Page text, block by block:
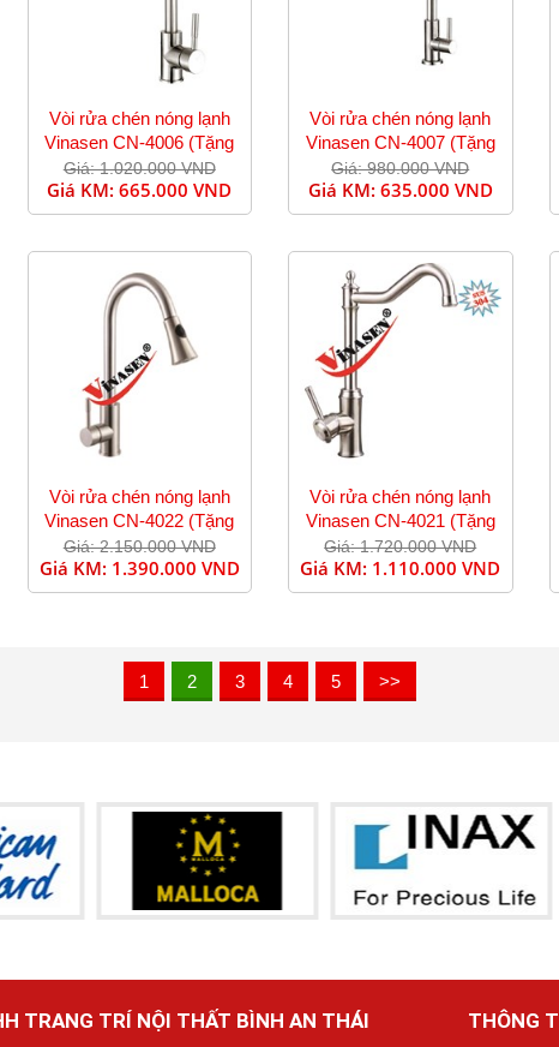
Vòi rửa chén nóng lạnh
Vinasen CN-4006 (Tặng
dây cấp)
Giá: 1.020.000 VND
Giá KM:665.000 VND
Vòi rửa chén nóng lạnh
Vinasen CN-4007 (Tặng
dây cấp)
Giá: 980.000 VND
Giá KM: 635.000 VND
Vòi rửa chén nóng lạnh
Vinasen CN-4022 (Tặng
dây cấp)
Giá: 2.150.000 VND
Giá KM: 1.390.000 VND
Vòi rửa chén nóng lạnh
Vinasen CN-4021 (Tặng
dây cấp)
Giá: 1.720.000 VND
Giá KM: 1.110.000 VND
1 2 3 4 5 >>
TRANG TRÍ NỘI THẤT BÌNH AN THÁI THÔNG